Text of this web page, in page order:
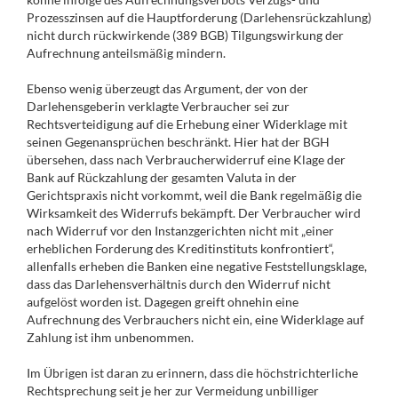
Prozesszinsen auf die Hauptforderung (Darlehensrückzahlung)
nicht durch rückwirkende (389 BGB) Tilgungswirkung der
Aufrechnung anteilsmäßig mindern.
Ebenso wenig überzeugt das Argument, der von der
Darlehensgeberin verklagte Verbraucher sei zur
Rechtsverteidigung auf die Erhebung einer Widerklage mit
seinen Gegenansprüchen beschränkt. Hier hat der BGH
übersehen, dass nach Verbraucherwiderruf eine Klage der
Bank auf Rückzahlung der gesamten Valuta in der
Gerichtspraxis nicht vorkommt, weil die Bank regelmäßig die
Wirksamkeit des Widerrufs bekämpft. Der Verbraucher wird
nach Widerruf vor den Instanzgerichten nicht mit „einer
erheblichen Forderung des Kreditinstituts konfrontiert“,
allenfalls erheben die Banken eine negative Feststellungsklage,
dass das Darlehensverhältnis durch den Widerruf nicht
aufgelöst worden ist. Dagegen greift ohnehin eine
Aufrechnung des Verbrauchers nicht ein, eine Widerklage auf
Zahlung ist ihm unbenommen.
Im Übrigen ist daran zu erinnern, dass die höchstrichterliche
Rechtsprechung seit je her zur Vermeidung unbilliger